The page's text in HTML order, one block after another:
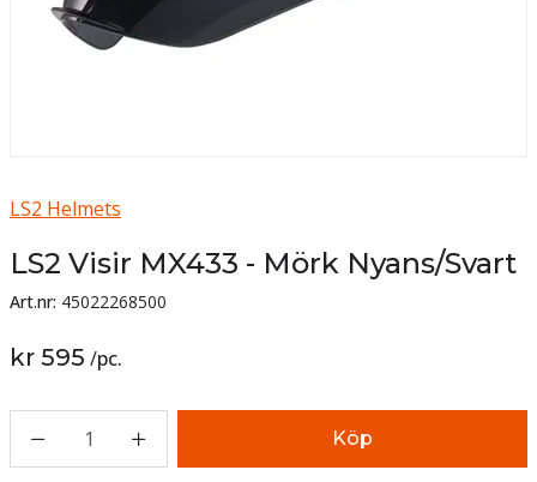
LS2 Helmets
LS2 Visir MX433 - Mörk Nyans/Svart
Art.nr: 45022268500
kr 595 /pc.
1 Köp